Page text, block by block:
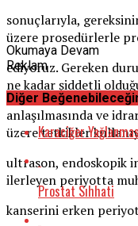
sonuçlarıyla,
üzere prosedürlerle
ediyoruz. Gereken
ne kadar şiddetli
anlaşılmasında ve
üzere tetkikler
ultrason, endoskopik
ilerleyen periyotta
kanserini erken
Okumaya Devam
Reklam
Diğer
Karaciğer
Prostat Sıhhati